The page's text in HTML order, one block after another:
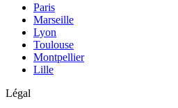
Paris
Marseille
Lyon
Toulouse
Montpellier
Lille
Légal